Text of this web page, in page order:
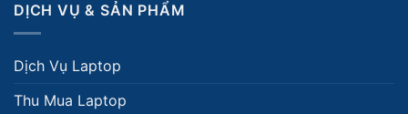
DỊCH VỤ & SẢN PHẨM
Dịch Vụ Laptop
Thu Mua Laptop